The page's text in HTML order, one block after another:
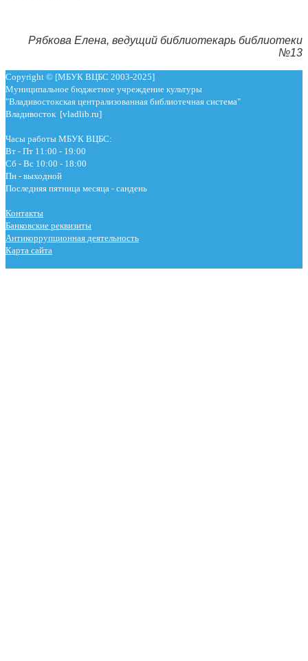
Рябкова Елена, ведущий библиотекарь библиотеки
№13
Copyright © [МБУК ВЦБС 2003-2025]
Муниципальное бюджетное учреждение культуры
"Владивостокская централизованная библиотечная система"
Владивосток [vladlib.ru]
Часы работы МБУК ВЦБС:
Вт - Пт 11:00 - 19:00
Сб - Вс 10:00 - 18:00
Пн - выходной
Последняя пятница месяца - сандень
Контакты
Банковские реквизиты
Антикоррупционная деятельность
Карта сайта